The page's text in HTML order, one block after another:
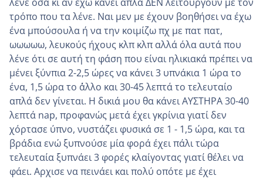
τρόπο που τα λένε. Ναι μεν με έχουν βοηθήσει να έχω
ένα μπούσουλα ή να την κοιμίζω πχ με πατ πατ,
ωωωωω, λευκούς ήχους κλπ κλπ αλλά όλα αυτά που
λένε ότι σε αυτή τη φάση που είναι ηλικιακά πρέπει να
μένει ξύνπια 2-2,5 ώρες να κάνει 3 υπνάκια 1 ώρα το
ένα, 1,5 ώρα το α΄΄΄΄λλο και 30-45 λεπτά το τελευταίο
απλά δεν γίνεται. Η δικιά μου θα κάνει ΑΥΣΤΗΡΑ 30-40
λεπτά nap, προφανω΄ς μετά έχει γκρίνια γιατί δεν
χόρτασε ύπνο, νυστάζει φυσικά σε 1 - 1,5 ώρα, και τα
βράδια ενώ ξυπνούσε μία φορά έχει πάλι τώρα
τελευταία ξυπνάει 3 φορές κλαίγοντας γιατί θέλει να
φάει. Αρχισε να πεινάει και πολύ οπότε με έχει